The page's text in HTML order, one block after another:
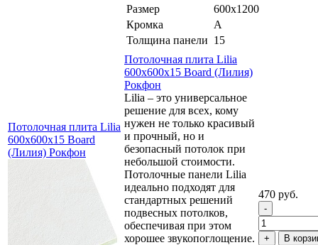
Размер
600x1200
Кромка
A
Толщина панели 15
Потолочная плита Lilia
600х600х15 Board
(Лилия) Рокфон
Потолочная плита Lilia
600х600х15 Board (Лилия)
Рокфон
Lilia – это универсальное
решение для всех, кому
нужен не только красивый
и прочный, но и
безопасный потолок при
небольшой стоимости.
Потолочные панели Lilia
идеально подходят для
стандартных решений
подвесных потолков,
обеспечивая при этом
хорошее звукопоглощение.
470 руб.
В